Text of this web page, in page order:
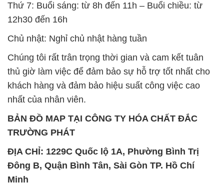
Thứ 7: Buổi sáng: từ 8h đến 11h – Buổi chiều: từ
12h30 đến 16h
Chủ nhật: Nghỉ chủ nhật hàng tuần
Chúng tôi rất trân trọng thời gian và cam kết tuân
thủ giờ làm việc để đảm bảo sự hỗ trợ tốt nhất cho
khách hàng và đảm bảo hiệu suất công việc cao
nhất của nhân viên.
BẢN ĐỒ MAP TẠI CÔNG TY HÓA CHẤT ĐẮC
TRƯỜNG PHÁT
ĐỊA CHỈ: 1229C Quốc lộ 1A, Phường Bình Trị
Đông B, Quận Bình Tân, Sài Gòn TP. Hồ Chí
Minh